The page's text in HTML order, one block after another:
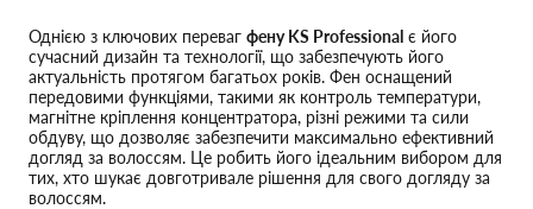
Однією з ключових переваг фену KS Professional є його
сучасний дизайн та технології, що забезпечують його
актуальність протягом багатьох років. Фен оснащений
передовими функціями, такими як контроль температури,
магнітне кріплення концентратора, різні режими та сили
обдуву, що дозволяє забезпечити максимально ефективний
догляд за волоссям. Це робить його ідеальним вибором для
тих, хто шукає довготривале рішення для свого догляду за
волоссям.